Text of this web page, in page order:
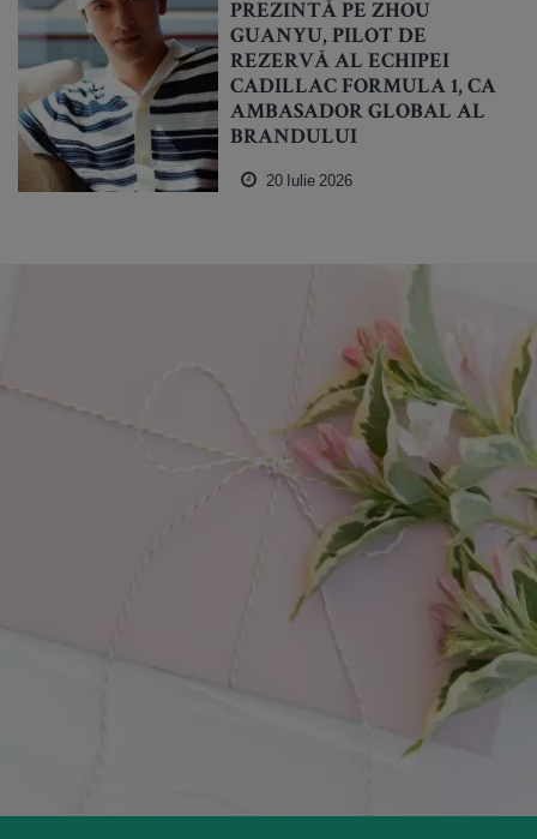
PREZINTĂ PE ZHOU
GUANYU, PILOT DE
REZERVĂ AL ECHIPEI
CADILLAC FORMULA 1, CA
AMBASADOR GLOBAL AL
BRANDULUI
20 Iulie 2026